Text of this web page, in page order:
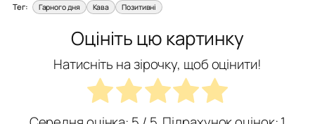
Тег: Гарного дня Кава Позитивні
Оцініть цю картинку
Натисніть на зірочку, щоб оцінити!